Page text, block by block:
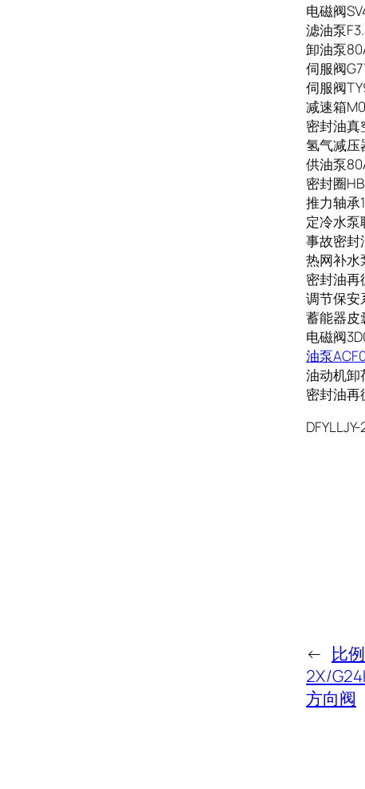
电磁阀
滤油泵
卸油泵
伺服阀
伺服阀
减速箱
密封油真
氢气减压
供油泵
密封圈
推力轴承
定冷水泵
事故密封
热网补水
密封油再
调节保安
蓄能器皮
电磁阀
油泵
油动机卸
密封油再
← 比
2X/
方向阀